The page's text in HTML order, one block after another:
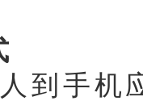
到手机